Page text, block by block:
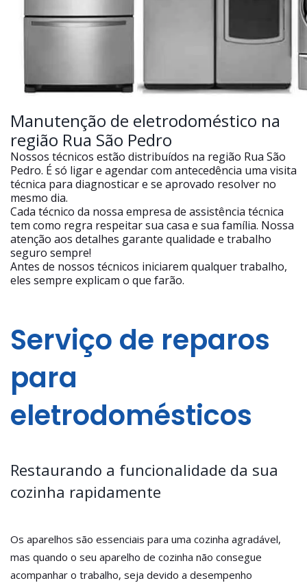
Manutenção de eletrodoméstico na
região Rua São Pedro
Nossos técnicos estão distribuídos na região Rua São
Pedro. É só ligar e agendar com antecedência uma visita
técnica para diagnosticar e se aprovado resolver no
mesmo dia.
Cada técnico da nossa empresa de assistência técnica
tem como regra respeitar sua casa e sua família. Nossa
atenção aos detalhes garante qualidade e trabalho
seguro sempre!
Antes de nossos técnicos iniciarem qualquer trabalho,
eles sempre explicam o que farão.
Serviço de reparos
para
eletrodomésticos
Restaurando a funcionalidade da sua
cozinha rapidamente
Os aparelhos são essenciais para uma cozinha agradável,
mas quando o seu aparelho de cozinha não consegue
acompanhar o trabalho, seja devido a desempenho